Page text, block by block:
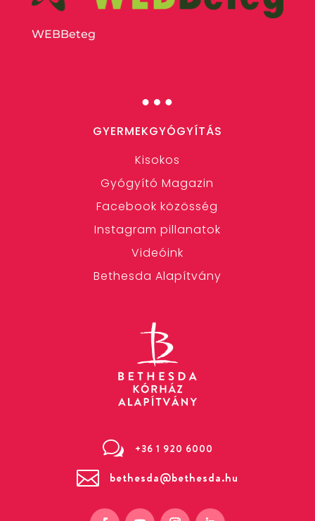
WEBBeteg
…
GYERMEKGYÓGYÍTÁS
Kisokos
Gyógyító Magazin
Facebook közösség
Instagram pillanatok
Videóink
Bethesda Alapítvány
w +36 1 920 6000
 bethesda@bethesda.hu